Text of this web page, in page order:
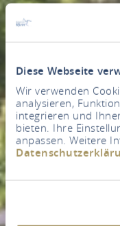
Diese Webseite
Wir verwenden
analysieren,
integrieren und
bieten. Ihre
anpassen. Weitere